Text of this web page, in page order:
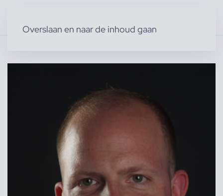
Overslaan en naar de inhoud gaan